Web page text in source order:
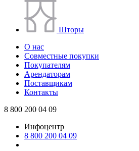
Шторы
О нас
Совместные покупки
Покупателям
Арендаторам
Поставщикам
Контакты
8 800 200 04 09
Инфоцентр
8 800 200 04 09